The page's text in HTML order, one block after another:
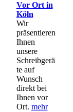
Vor Ort in
Köln
Wir
präsentieren
Ihnen
unsere
Schreibgerä
te auf
Wunsch
direkt bei
Ihnen vor
Ort. mehr